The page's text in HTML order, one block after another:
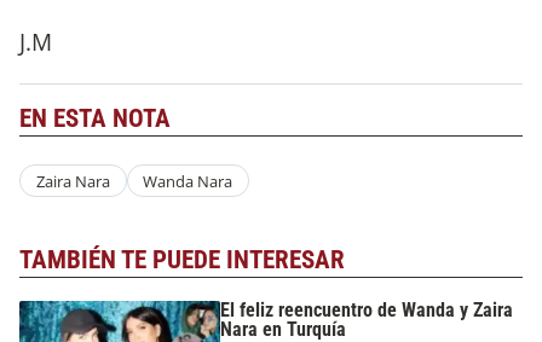
J.M
EN ESTA NOTA
Zaira Nara Wanda Nara
TAMBIÉN TE PUEDE INTERESAR
El feliz reencuentro de Wanda y Zaira
Nara en Turquía